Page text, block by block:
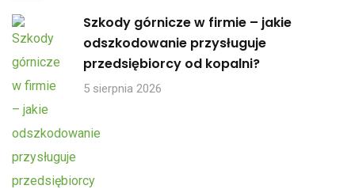
Szkody górnicze w firmie – jakie
odszkodowanie przysługuje
przedsiębiorcy od kopalni?
5 sierpnia 2026